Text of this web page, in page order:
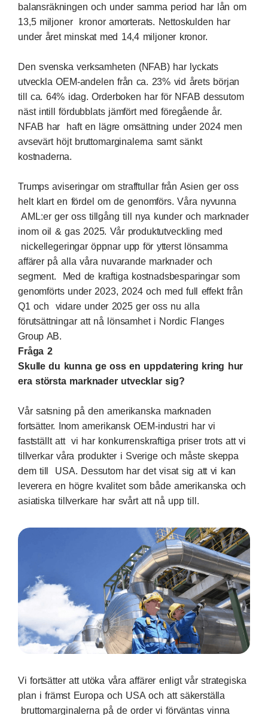
balansräkningen och under samma period har lån om
13,5 miljoner kronor amorterats. Nettoskulden har
under året minskat med 14,4 miljoner kronor.
Den svenska verksamheten (NFAB) har lyckats
utveckla OEM-andelen från ca. 23% vid årets början
till ca. 64% idag. Orderboken har för NFAB dessutom
näst intill fördubblats jämfört med föregående år.
NFAB har haft en lägre omsättning under 2024 men
avsevärt höjt bruttomarginalerna samt sänkt
kostnaderna.
Trumps aviseringar om strafftullar från Asien ger oss
helt klart en fördel om de genomförs. Våra nyvunna
AML:er ger oss tillgång till nya kunder och marknader
inom oil & gas 2025. Vår produktutveckling med
nickellegeringar öppnar upp för ytterst lönsamma
affärer på alla våra nuvarande marknader och
segment. Med de kraftiga kostnadsbesparingar som
genomförts under 2023, 2024 och med full effekt från
Q1 och vidare under 2025 ger oss nu alla
förutsättningar att nå lönsamhet i Nordic Flanges
Group AB.
Fråga 2
Skulle du kunna ge oss en uppdatering kring hur
era största marknader utvecklar sig?
Vår satsning på den amerikanska marknaden
fortsätter. Inom amerikansk OEM-industri har vi
fastställt att vi har konkurrenskraftiga priser trots att vi
tillverkar våra produkter i Sverige och måste skeppa
dem till USA. Dessutom har det visat sig att vi kan
leverera en högre kvalitet som både amerikanska och
asiatiska tillverkare har svårt att nå upp till.
Vi fortsätter att utöka våra affärer enligt vår strategiska
plan i främst Europa och USA och att säkerställa
bruttomarginalerna på de order vi förväntas vinna